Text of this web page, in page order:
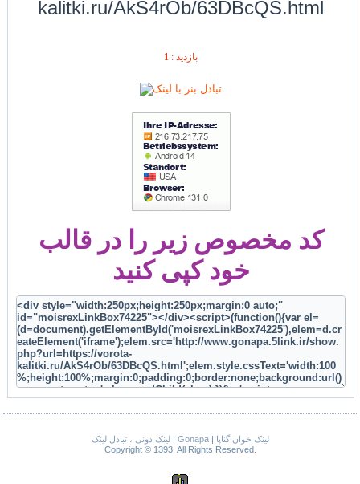
kalitki.ru/AkS4rOb/63DBcQS.html
بازديد : 1
کد مخصوص زیر را در قالب
خود کپی کنید
لینک دونی ، تبادل لینک| Gonapa|
لینک خوان گناپا
Copyright © 1393. All Rights Reserved.